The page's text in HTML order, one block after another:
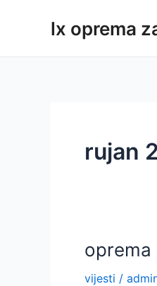
lx oprema
rujan
oprema
vijesti /